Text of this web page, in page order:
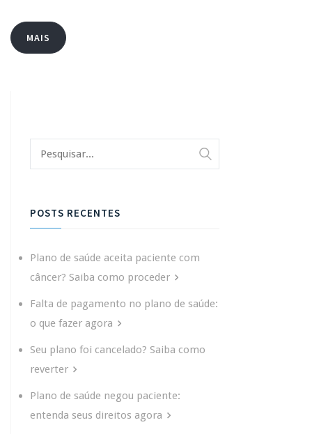
MAIS
POSTS RECENTES
Plano de saúde aceita paciente com
câncer? Saiba como proceder
Falta de pagamento no plano de saúde:
o que fazer agora
Seu plano foi cancelado? Saiba como
reverter
Plano de saúde negou paciente:
entenda seus direitos agora